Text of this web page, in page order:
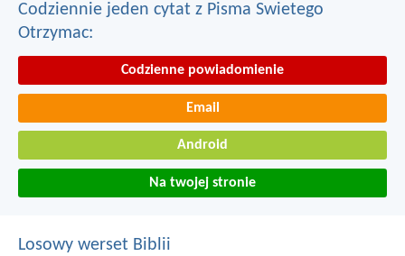
Codziennie jeden cytat z Pisma Swietego
Otrzymac:
Codzienne powiadomienie
Email
Android
Na twojej stronie
Losowy werset Biblii